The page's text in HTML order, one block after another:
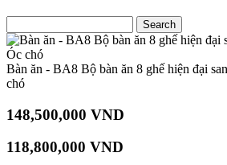
Bàn ăn - BA8 Bộ bàn ăn 8 ghế hiện đại
chó
148,500,000 VND
118,800,000 VND